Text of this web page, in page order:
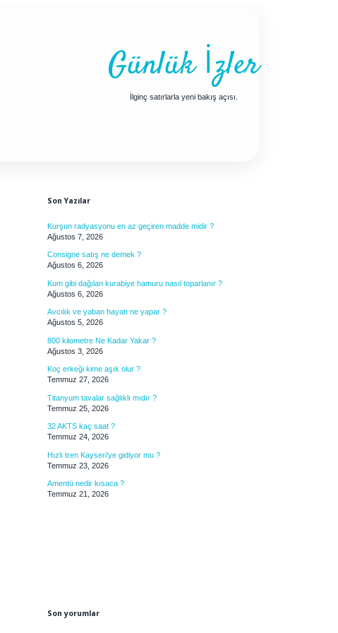
Günlük İzler
İlginç satırlarla yeni bakış açısı.
Son Yazılar
Kurşun radyasyonu en az geçiren madde midir ?
Ağustos 7, 2026
Consigne satış ne demek ?
Ağustos 6, 2026
Kum gibi dağılan kurabiye hamuru nasıl toparlanır ?
Ağustos 6, 2026
Avcılık ve yaban hayatı ne yapar ?
Ağustos 5, 2026
800 kilometre Ne Kadar Yakar ?
Ağustos 3, 2026
Koç erkeği kime aşık olur ?
Temmuz 27, 2026
Titanyum tavalar sağlıklı mıdır ?
Temmuz 25, 2026
32 AKTS kaç saat ?
Temmuz 24, 2026
Hızlı tren Kayseri’ye gidiyor mu ?
Temmuz 23, 2026
Amentü nedir kısaca ?
Temmuz 21, 2026
Son yorumlar